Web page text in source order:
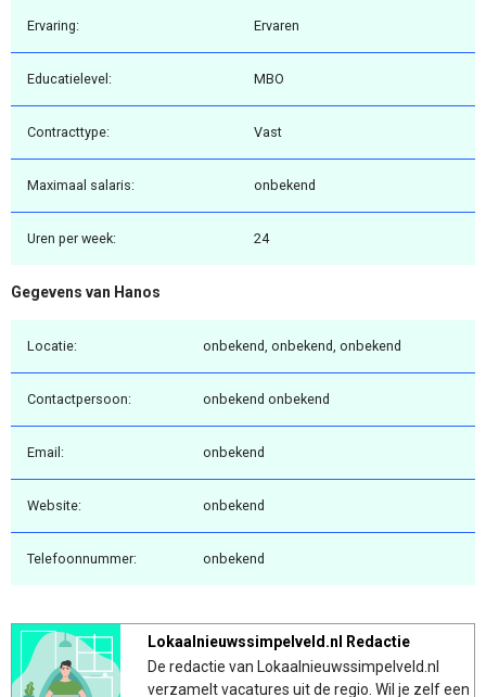
Ervaring: Ervaren
Educatielevel: MBO
Contracttype: Vast
Maximaal salaris: onbekend
Uren per week: 24
Gegevens van Hanos
Locatie: onbekend, onbekend, onbekend
Contactpersoon: onbekend onbekend
Email: onbekend
Website: onbekend
Telefoonnummer: onbekend
Lokaalnieuwssimpelveld.nl Redactie
De redactie van Lokaalnieuwssimpelveld.nl
verzamelt vacatures uit de regio. Wil je zelf een